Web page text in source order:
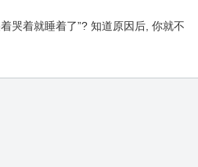
哭着就睡着了”? 知道原因后, 你就不